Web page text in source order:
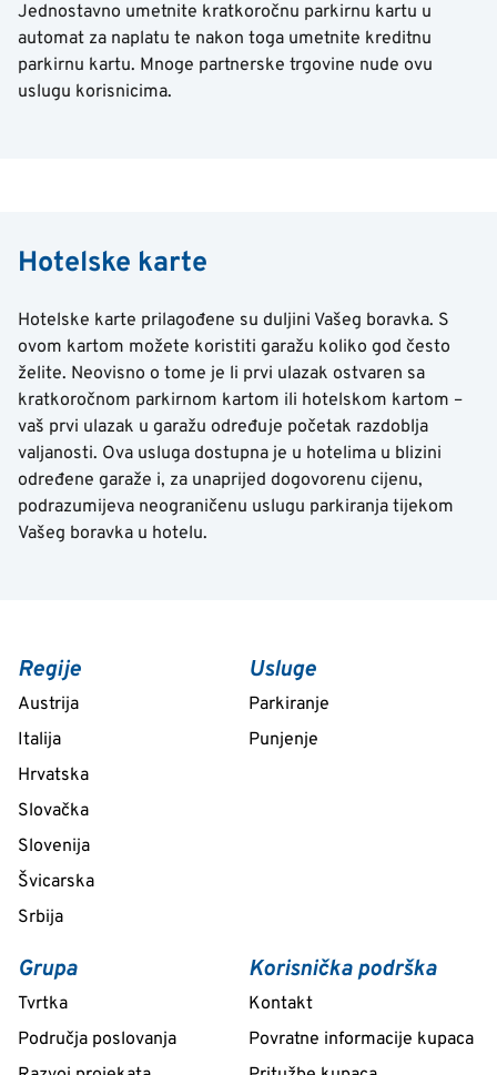
Jednostavno umetnite kratkoročnu parkirnu kartu u
automat za naplatu te nakon toga umetnite kreditnu
parkirnu kartu. Mnoge partnerske trgovine nude ovu
uslugu korisnicima.
Hotelske karte
Hotelske karte prilagođene su duljini Vašeg boravka. S
ovom kartom možete koristiti garažu koliko god često
želite. Neovisno o tome je li prvi ulazak ostvaren sa
kratkoročnom parkirnom kartom ili hotelskom kartom –
vaš prvi ulazak u garažu određuje početak razdoblja
valjanosti. Ova usluga dostupna je u hotelima u blizini
određene garaže i, za unaprijed dogovorenu cijenu,
podrazumijeva neograničenu uslugu parkiranja tijekom
Vašeg boravka u hotelu.
Regije
Austrija
Italija
Hrvatska
Slovačka
Slovenija
Švicarska
Srbija
Usluge
Parkiranje
Punjenje
Grupa
Tvrtka
Područja poslovanja
Korisnička podrška
Kontakt
Povratne informacije kupaca